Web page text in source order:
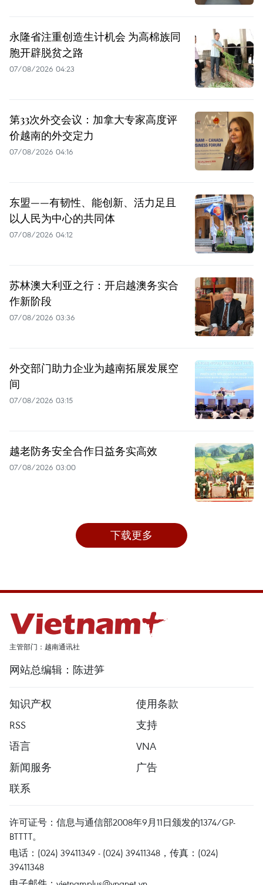
永隆省注重创造生计机会 为高棉族同
胞开辟脱贫之路
07/08/2026 04:23
第33次外交会议：加拿大专家高度评
价越南的外交定力
07/08/2026 04:16
东盟——有韧性、能创新、活力足且
以人民为中心的共同体
07/08/2026 04:12
苏林澳大利亚之行：开启越澳务实合
作新阶段
07/08/2026 03:36
外交部门助力企业为越南拓展发展空
间
07/08/2026 03:15
越老防务安全合作日益务实高效
07/08/2026 03:00
下载更多
主管部门：越南通讯社
网站总编辑：陈进笋
知识产权
使用条款
RSS
支持
语言
VNA
新闻服务
广告
联系
许可证号：信息与通信部2008年9月11日颁发的1374/GP-
BTTTT。
电话：(024) 39411349 - (024) 39411348，传真：(024)
39411348